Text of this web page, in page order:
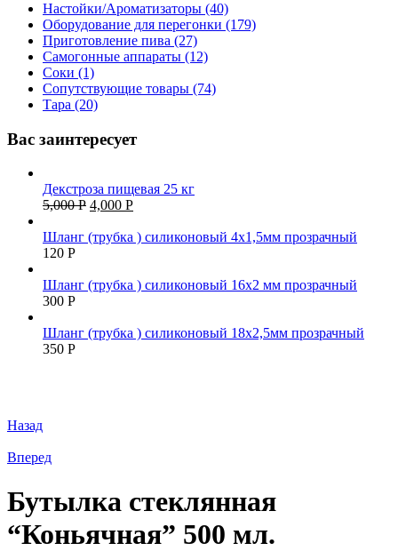
Настойки/Ароматизаторы (40)
Оборудование для перегонки (179)
Приготовление пива (27)
Самогонные аппараты (12)
Соки (1)
Сопутствующие товары (74)
Тара (20)
Вас заинтересует
Декстроза пищевая 25 кг
5,000Р 4,000 Р
Шланг (трубка ) силиконовый 4х1,5мм прозрачный
120 Р
Шланг (трубка ) силиконовый 16х2 мм прозрачный
300 Р
Шланг (трубка ) силиконовый 18х2,5мм прозрачный
350 Р
Назад
Вперед
Бутылка стеклянная
“Коньячная” 500 мл.